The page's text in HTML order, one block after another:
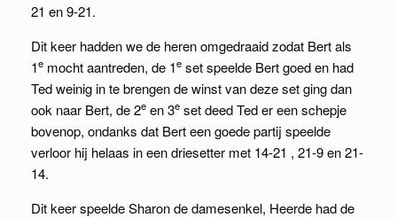
21 en 9-21.
Dit keer hadden we de heren omgedraaid zodat Bert als
1e mocht aantreden, de 1e set speelde Bert goed en had
Ted weinig in te brengen de winst van deze set ging dan
ook naar Bert, de 2e en 3e set deed Ted er een schepje
bovenop, ondanks dat Bert een goede partij speelde
verloor hij helaas in een driesetter met 14-21 , 21-9 en 21-
14.
Dit keer speelde Sharon de damesenkel, Heerde had de